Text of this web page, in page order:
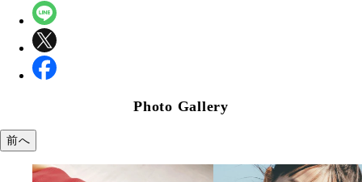
Photo Gallery
前へ